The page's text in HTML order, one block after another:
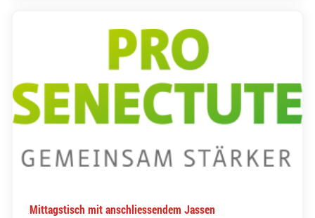
Mittagstisch mit anschliessendem Jassen